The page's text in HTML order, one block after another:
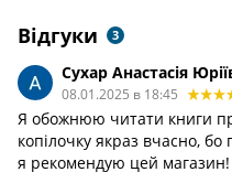
Відгуки 3
Сухар Анастасія
08.01.2025 в 18:45
Я обожнюю читати книги
копілочку якраз вчасно,
я рекомендую цей магазин!